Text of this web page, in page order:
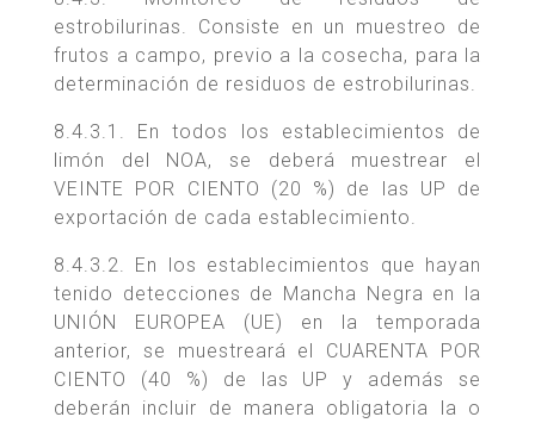
estrobilurinas. Consiste en un muestreo de
frutos a campo, previo a la cosecha, para la
determinación de residuos de estrobilurinas.
8.4.3.1. En todos los establecimientos de
limón del NOA, se deberá muestrear el
VEINTE POR CIENTO (20 %) de las UP de
exportación de cada establecimiento.
8.4.3.2. En los establecimientos que hayan
tenido detecciones de Mancha Negra en la
UNIÓN EUROPEA (UE) en la temporada
anterior, se muestreará el CUARENTA POR
CIENTO (40 %) de las UP y además se
deberán incluir de manera obligatoria la o